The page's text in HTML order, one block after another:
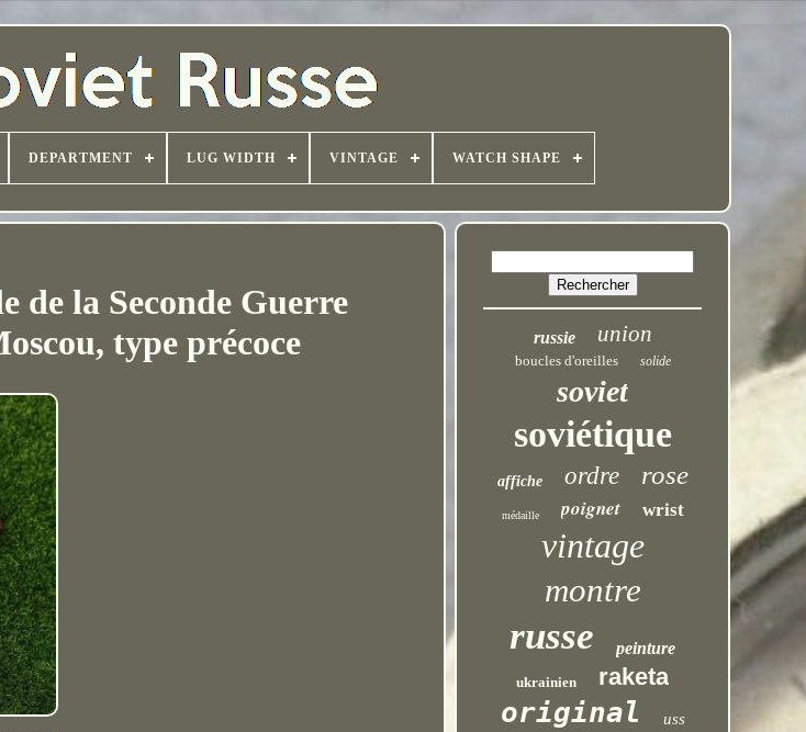
DEPARTMENT LUG WIDTH VINTAGE WATCH SHAPE
de la Seconde Guerre
type précoce
russie union
boucles d'oreilles solide
soviet
soviétique
affiche ordre rose
médaille poignet wrist
vintage
montre
russe peinture
ukrainien raketa
original uss